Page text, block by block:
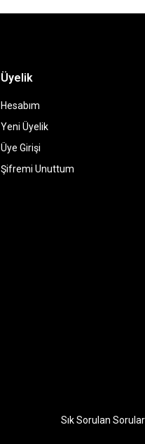
Üyelik
Hesabım
Yeni Üyelik
Üye Girişi
Şifremi Unuttum
Sık Sorulan Sorular